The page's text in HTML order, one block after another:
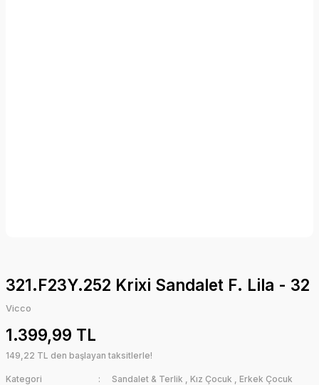
321.F23Y.252 Krixi Sandalet F. Lila - 32
Vicco
1.399,99 TL
149,22 TL den başlayan taksitlerle!
Kategori Sandalet & Terlik , Kız Çocuk , Erkek Çocuk